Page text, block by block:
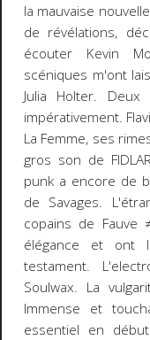
la mauvaise
de révélations,
écouter Kevin
scéniques m'ont
Julia Holter.
impérativement.
La Femme, ses
gros son de
punk a encore de
de Savages.
copains de
élégance et ont
testament.
Soulwax. La
Immense et
essentiel en